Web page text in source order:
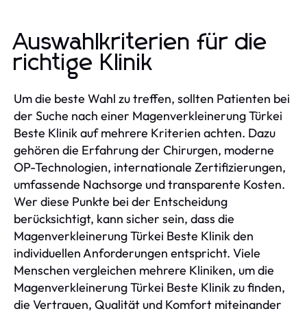
Auswahlkriterien für die
richtige Klinik
Um die beste Wahl zu treffen, sollten Patienten bei
der Suche nach einer Magenverkleinerung Türkei
Beste Klinik auf mehrere Kriterien achten. Dazu
gehören die Erfahrung der Chirurgen, moderne
OP-Technologien, internationale Zertifizierungen,
umfassende Nachsorge und transparente Kosten.
Wer diese Punkte bei der Entscheidung
berücksichtigt, kann sicher sein, dass die
Magenverkleinerung Türkei Beste Klinik den
individuellen Anforderungen entspricht. Viele
Menschen vergleichen mehrere Kliniken, um die
Magenverkleinerung Türkei Beste Klinik zu finden,
die Vertrauen, Qualität und Komfort miteinander